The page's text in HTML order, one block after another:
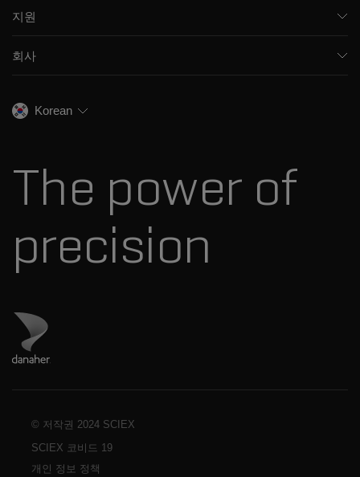
통합 솔루션
스펙트럼 라이브러리
임상
식음료
생명과학 연구
지원
교육
채용
혁신자문위원회
회사
SCIEX 스토리
다나허 소개
Korean
The power of
precision
Danaher 사이트 방문
© 저작권 2024 SCIEX
SCIEX 코비드 19
개인 정보 정책